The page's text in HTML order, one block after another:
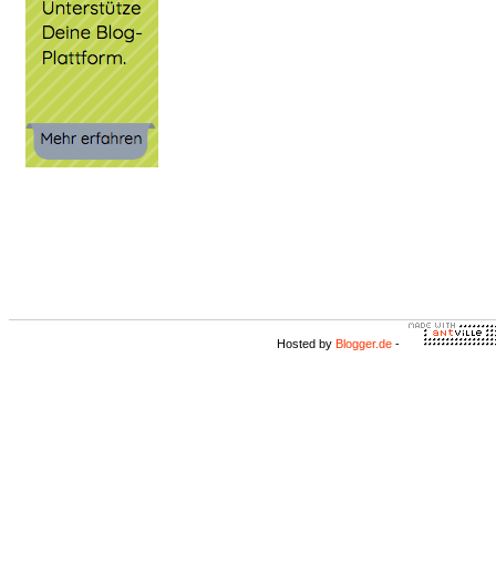
Hosted by Blogger.de -